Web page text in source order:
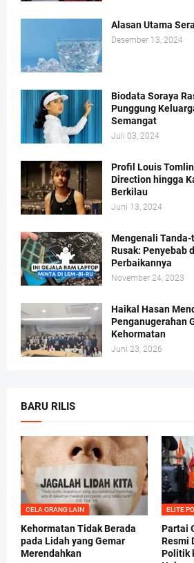
Alasan Utama
Desember 13, 2024
Biodata Soraya
Punggung
Semangat
Juli 03, 2024
Profil Louis
Direction hingga
Berkilau
Juni 13, 2024
Mengenali
Rusak: Penyebab
Perbaikannya
November 24, 2023
Haikal Hasan
Penganugerahan
Kehormatan
Juni 23, 2026
BARU RILIS
CELA ORANG LAIN
Kehormatan Tidak Berada
pada Lidah yang Gemar
Merendahkan
ELITE
Partai
Resmi
Politik